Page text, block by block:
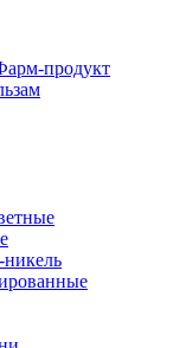
продукт